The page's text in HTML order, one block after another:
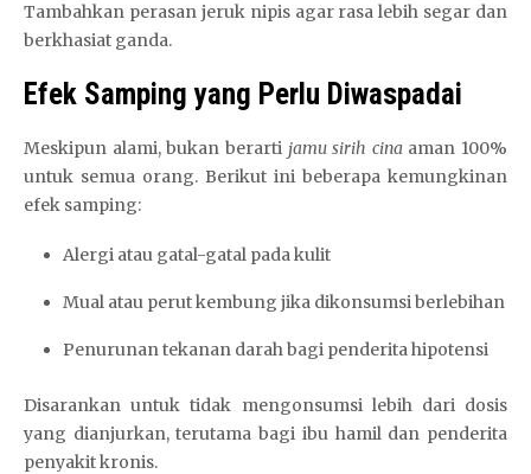
Tambahkan perasan jeruk nipis agar rasa lebih segar dan
berkhasiat ganda.
Efek Samping yang Perlu Diwaspadai
Meskipun alami, bukan berarti jamu sirih cinaaman 100%
untuk semua orang. Berikut ini beberapa kemungkinan
efek samping:
Alergi atau gatal-gatal pada kulit
Mual atau perut kembung jika dikonsumsi berlebihan
Penurunan tekanan darah bagi penderita hipotensi
Disarankan untuk tidak mengonsumsi lebih dari dosis
yang dianjurkan, terutama bagi ibu hamil dan penderita
penyakit kronis.